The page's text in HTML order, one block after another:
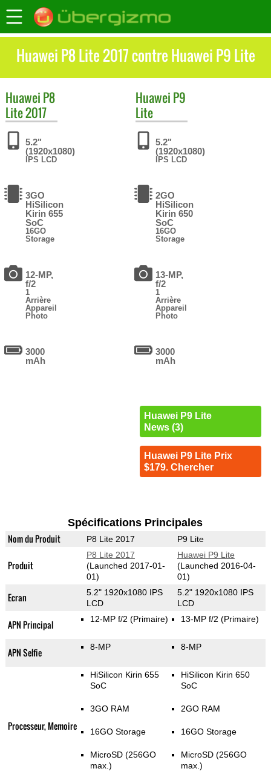
Huawei P8 Lite 2017 contre Huawei P9 Lite
Huawei P8
Lite 2017
5.2"
(1920x1080)
IPS LCD
3GO
HiSilicon
Kirin 655
SoC
16GO
Storage
12-MP,
f/2
1
Arrière
Appareil
Photo
3000
mAh
Huawei P9
Lite
5.2"
(1920x1080)
IPS LCD
2GO
HiSilicon
Kirin 650
SoC
16GO
Storage
13-MP,
f/2
1
Arrière
Appareil
Photo
3000
mAh
Huawei P9 Lite
News (3)
Huawei P9 Lite Prix
$179. Chercher
Spécifications Principales
Nom du Produit P8 Lite 2017 P9 Lite
Produit
P8 Lite 2017
(Launched 2017-01-
01)
Huawei P9 Lite
(Launched 2016-04-
01)
Ecran
5.2" 1920x1080 IPS
LCD
5.2" 1920x1080 IPS
LCD
APN Principal 12-MP f/2 (Primaire) 13-MP f/2 (Primaire)
APN Selfie 8-MP 8-MP
Processeur, Memoire
HiSilicon Kirin 655
SoC
3GO RAM
16GO Storage
MicroSD (256GO
max.)
HiSilicon Kirin 650
SoC
2GO RAM
16GO Storage
MicroSD (256GO
max.)